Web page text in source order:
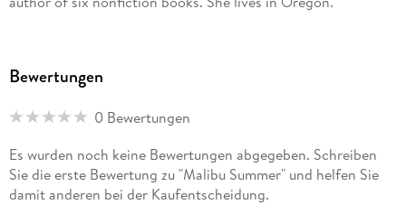
Bewertungen
0 Bewertungen
Es wurden noch keine Bewertungen abgegeben. Schreiben
Sie die erste Bewertung zu "Malibu Summer" und helfen Sie
damit anderen bei der Kaufentscheidung.